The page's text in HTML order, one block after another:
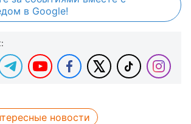
в Google!
новости